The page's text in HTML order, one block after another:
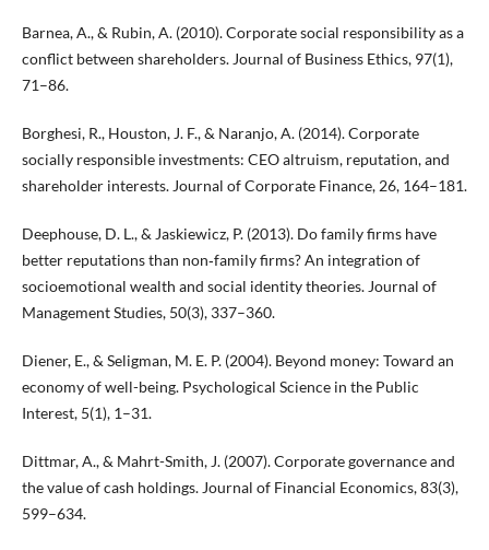
Barnea, A., & Rubin, A. (2010). Corporate social responsibility as a
conflict between shareholders. Journal of Business Ethics, 97(1),
71–86.
Borghesi, R., Houston, J. F., & Naranjo, A. (2014). Corporate
socially responsible investments: CEO altruism, reputation, and
shareholder interests. Journal of Corporate Finance, 26, 164–181.
Deephouse, D. L., & Jaskiewicz, P. (2013). Do family firms have
better reputations than non‐family firms? An integration of
socioemotional wealth and social identity theories. Journal of
Management Studies, 50(3), 337–360.
Diener, E., & Seligman, M. E. P. (2004). Beyond money: Toward an
economy of well-being. Psychological Science in the Public
Interest, 5(1), 1–31.
Dittmar, A., & Mahrt-Smith, J. (2007). Corporate governance and
the value of cash holdings. Journal of Financial Economics, 83(3),
599–634.